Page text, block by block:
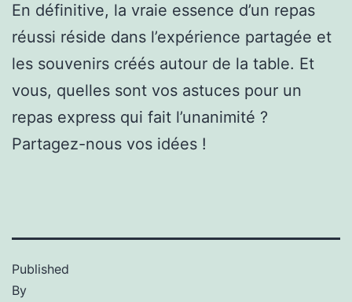
En définitive, la vraie essence d’un repas
réussi réside dans l’expérience partagée et
les souvenirs créés autour de la table. Et
vous, quelles sont vos astuces pour un
repas express qui fait l’unanimité ?
Partagez-nous vos idées !
Published
By